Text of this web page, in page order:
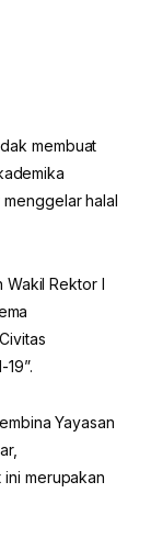
membuat
halal
Wakil Rektor I
Yayasan
merupakan